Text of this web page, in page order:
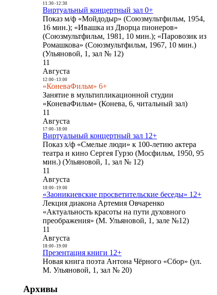
11:30- 12:30
Виртуальный концертный зал 0+
Показ м/ф «Мойдодыр» (Союзмультфильм, 1954,
16 мин.); «Ивашка из Дворца пионеров»
(Союзмультфильм, 1981, 10 мин.); «Паровозик из
Ромашкова» (Союзмультфильм, 1967, 10 мин.)
(Ульяновой, 1, зал № 12)
11
Августа
12:00- 13:00
«КоневаФильм» 6+
Занятие в мультипликационной студии
«КоневаФильм» (Конева, 6, читальный зал)
11
Августа
17:00- 18:00
Виртуальный концертный зал 12+
Показ х/ф «Смелые люди» к 100-летию актера
театра и кино Сергея Гурзо (Мосфильм, 1950, 95
мин.) (Ульяновой, 1, зал № 12)
11
Августа
18:00- 19:00
«Заоникиевские просветительские беседы» 12+
Лекция диакона Артемия Овчаренко
«Актуальность красоты на пути духовного
преображения» (М. Ульяновой, 1, зале №12)
11
Августа
18:00- 19:00
Презентация книги 12+
Новая книга поэта Антона Чёрного «Сбор» (ул.
М. Ульяновой, 1, зал № 20)
Архивы